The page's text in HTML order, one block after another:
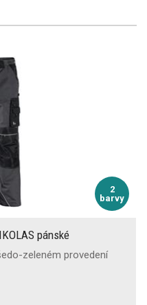
2
barvy
pánské
zeleném provedení